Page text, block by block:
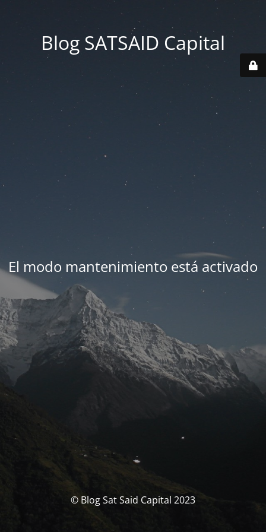
Blog SATSAID Capital
El modo mantenimiento está activado
© Blog Sat Said Capital 2023